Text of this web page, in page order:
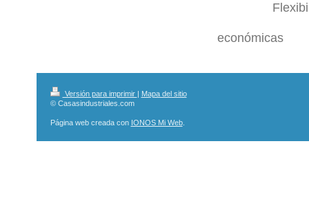
Flexibilidad
económicas
Versión para imprimir | Mapa del sitio
© Casasindustriales.com
Página web creada con IONOS Mi Web.